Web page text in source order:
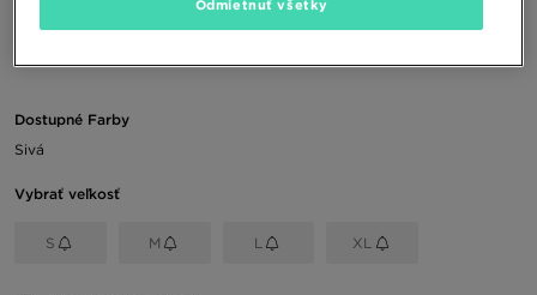
Dostupné Farby
Sivá
Vybrať veľkosť
S M L XL
Odmietnuť všetky